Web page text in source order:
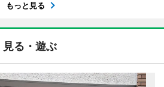
もっと見る
見る・遊ぶ